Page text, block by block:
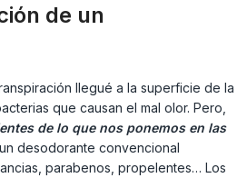
de un
llegué a la superficie de la
que causan el mal olor. Pero,
de lo que nos ponemos en las
desodorante convencional
parabenos, propelentes… Los